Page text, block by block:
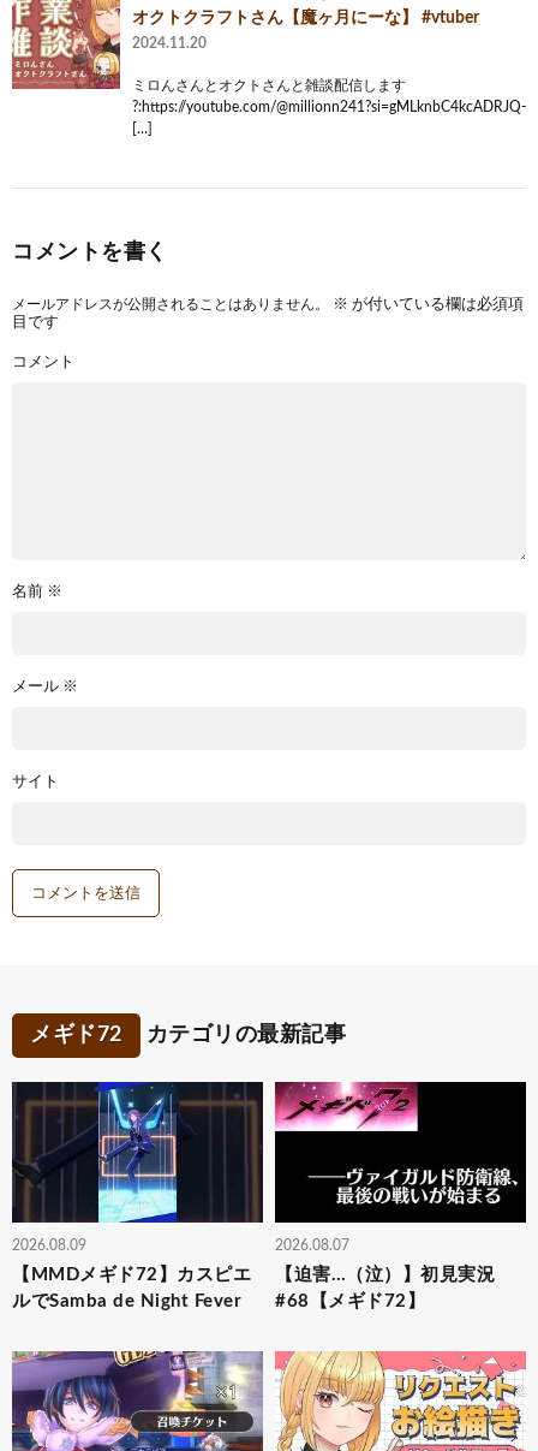
オクトクラフトさん【魔ヶ月にーな】 #vtuber
2024.11.20
ミロんさんとオクトさんと雑談配信します
?:https://youtube.com/@millionn241?si=gMLknbC4kcADRJQ-
[…]
コメントを書く
メールアドレスが公開されることはありません。 ※ が付いている欄は必須項
目です
コメント
名前 ※
メール ※
サイト
メギド72 カテゴリの最新記事
2026.08.09
【MMDメギド72】カスピエ
ルでSamba de Night Fever
2026.08.07
【迫害…（泣）】初見実況
#68【メギド72】